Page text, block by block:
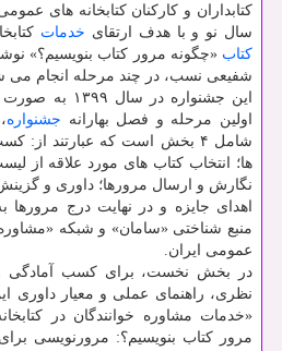
كتابداران و كاركنان كتابخانه های
سال نو و با هدف ارتقای خدمات
كتاب «چگونه مرور كتاب بنویسیم؟»
شفیعی نسب، در چند مرحله انجام می
این جشنواره
اولین مرحله و فصل بهارانه جشنواره
شامل ۴ بخش است كه عبارتند از:
ها؛ انتخاب كتاب های مورد علاقه از
نگارش و ارسال مرورها؛ داوری و
اهدای جایزه و در نهایت درج
منبع شناختی «سامان» و شبكه «مشاوره
عمومی ایران.
در بخش نخست، برای كسب آمادگی و
نظری، راهنمای عملی و معیار داوری
«خدمات مشاوره خوانندگان در
مرور كتاب بنویسیم؟: مرورنویسی